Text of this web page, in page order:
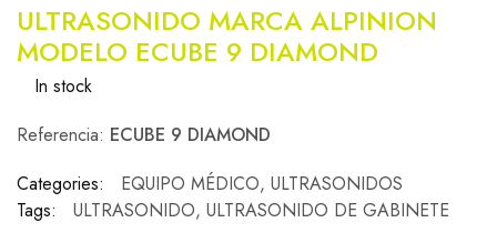
ULTRASONIDO MARCA ALPINION
MODELO ECUBE 9 DIAMOND
In stock
Referencia: ECUBE 9 DIAMOND
Categories:
EQUIPO MÉDICO, ULTRASONIDOS
Tags:
ULTRASONIDO, ULTRASONIDO DE GABINETE